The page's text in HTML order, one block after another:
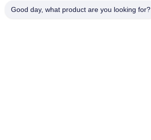
Good day, what product are you looking for?